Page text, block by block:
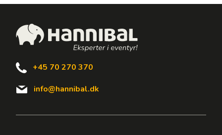
+45 70 270 370
info@hannibal.dk